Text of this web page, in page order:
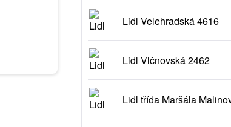
Lidl Velehradská 4616
Lidl Vlčnovská 2462
Lidl třída Maršála